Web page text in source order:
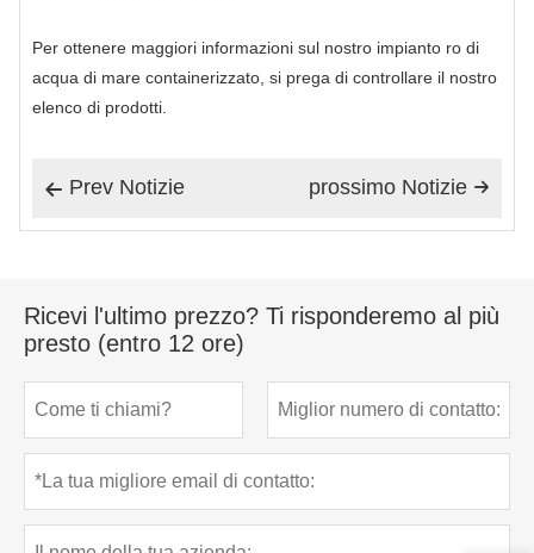
Per ottenere maggiori informazioni sul nostro impianto ro di
acqua di mare containerizzato, si prega di controllare il nostro
elenco di prodotti.
 Prev Notizie 
prossimo Notizie
Ricevi l'ultimo prezzo? Ti risponderemo al più
presto (entro 12 ore)